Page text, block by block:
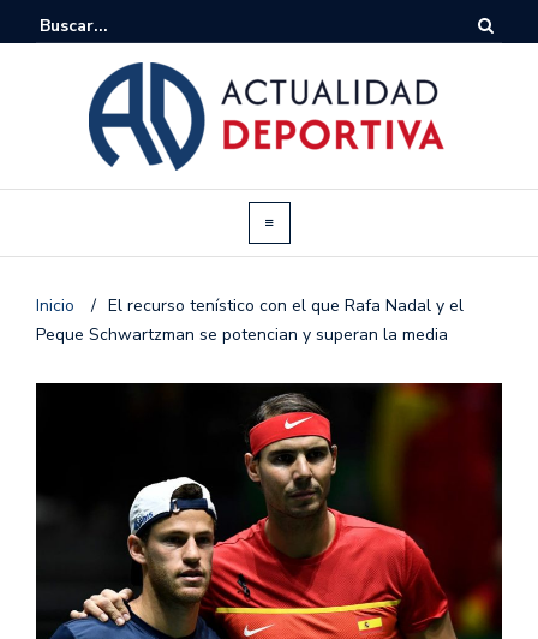
Inicio / El recurso tenístico con el que Rafa Nadal y el
Peque Schwartzman se potencian y superan la media